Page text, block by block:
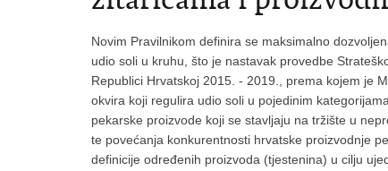
Novim Pravilnikom definira se maksimalno
udio soli u kruhu, što je nastavak provedbe
Republici Hrvatskoj 2015. - 2019., prema kojem je
okvira koji regulira udio soli u pojedinim
pekarske proizvode koji se stavljaju na tržište u
te povećanja konkurentnosti hrvatske proizvodnje
definicije određenih proizvoda (tjestenina) u cilju